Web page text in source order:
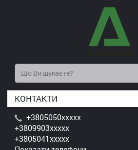
КОНТАКТИ
+3805050xxxxx
+3809903xxxxx
+3805041xxxxx